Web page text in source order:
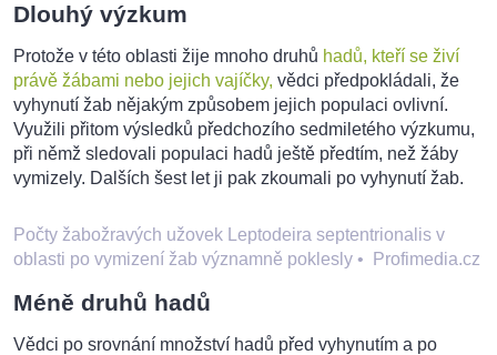
Dlouhý výzkum
Protože v této oblasti žije mnoho druhů hadů, kteří se živí
právě žábami nebo jejich vajíčky, vědci předpokládali, že
vyhynutí žab nějakým způsobem jejich populaci ovlivní.
Využili přitom výsledků předchozího sedmiletého výzkumu,
při němž sledovali populaci hadů ještě předtím, než žáby
vymizely. Dalších šest let ji pak zkoumali po vyhynutí žab.
Počty žabožravých užovek Leptodeira septentrionalis v
oblasti po vymizení žab významně poklesly • Profimedia.cz
Méně druhů hadů
Vědci po srovnání množství hadů před vyhynutím a po